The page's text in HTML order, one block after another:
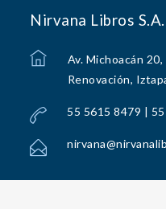
Nirvana Libros S.A.
Av. Michoacán
Renovación,
55 5615 8479 |